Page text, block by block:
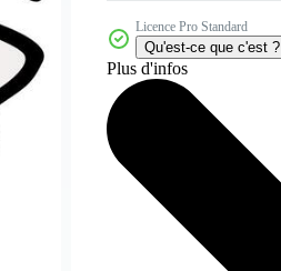
Licence Pro Standard
Qu'est-ce que c'est ?
Plus d'infos